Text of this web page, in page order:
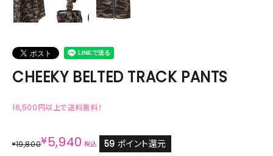
CHEEKY BELTED TRACK PANTS
16,500円以上で送料無料！
¥19,800¥5,940 税込 59 ポイント還元